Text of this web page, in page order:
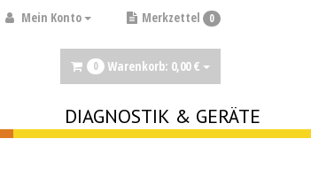
Merkzettel 0
Mein Konto
0 Warenkorb: 0,00 €
DIAGNOSTIK & GERÄTE